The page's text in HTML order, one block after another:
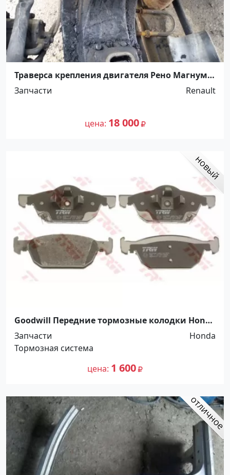
Траверса крепления двигателя Рено Магнум
ст. Новотитаровская, ул. Крайняя 18 В
Запчасти Renault
цена 18 000
Goodwill Передние тормозные колодки Honda
Accord Краснодар
Запчасти
Honda
Тормозная система
цена 1 600